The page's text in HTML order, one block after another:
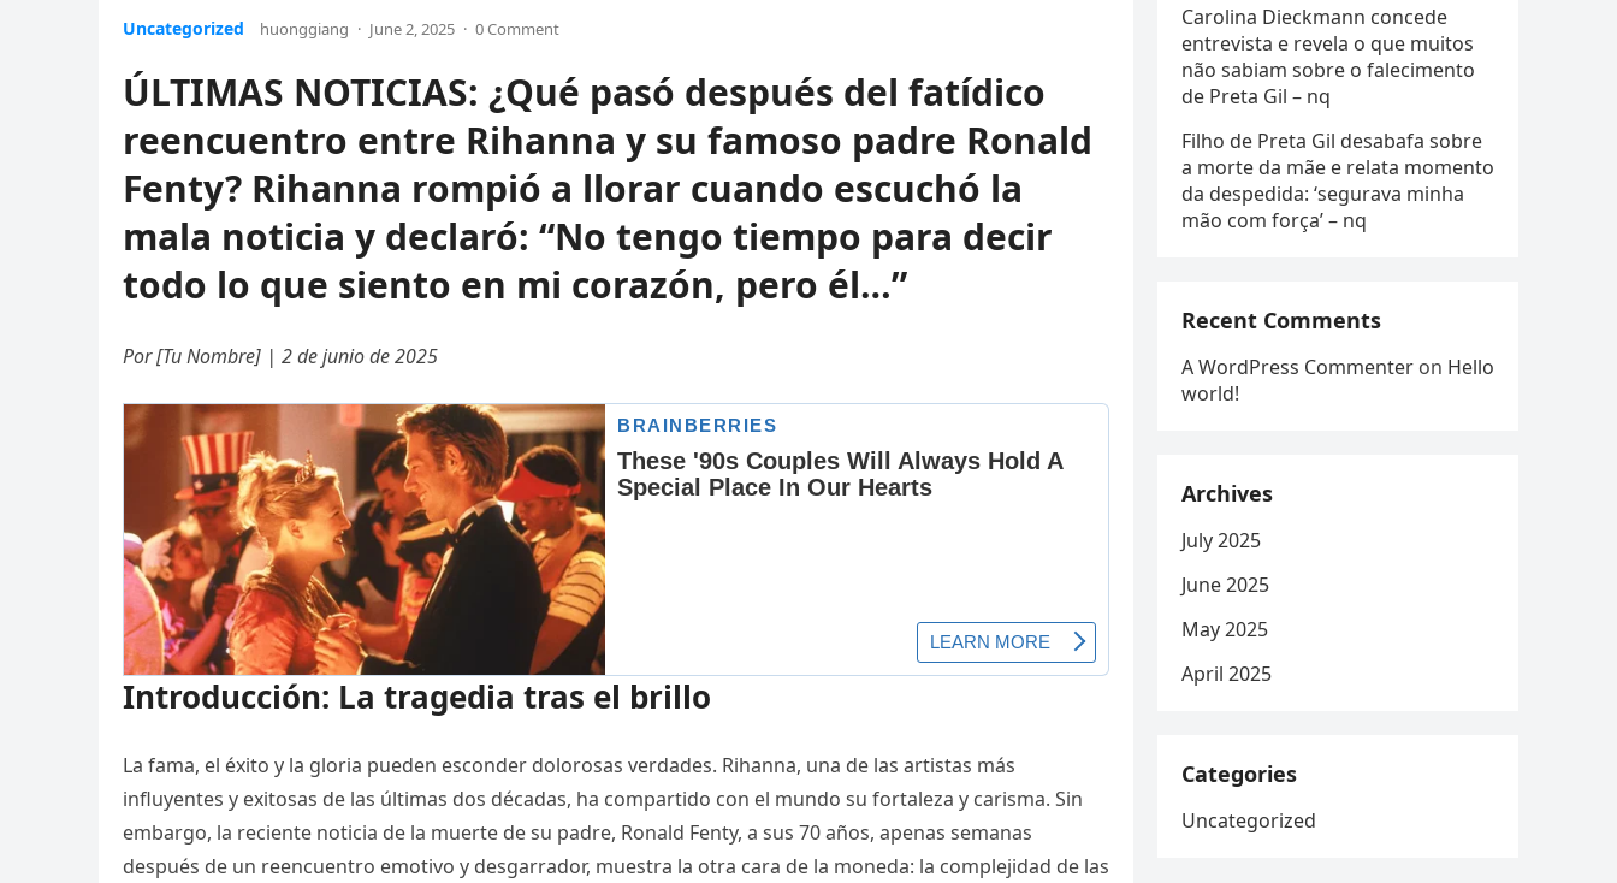
Uncategorized huonggiang · June 2, 2025 · 0 Comment
ÚLTIMAS NOTICIAS: ¿Qué pasó después del fatídico
reencuentro entre Rihanna y su famoso padre Ronald
Fenty? Rihanna rompió a llorar cuando escuchó la
mala noticia y declaró: “No tengo tiempo para decir
todo lo que siento en mi corazón, pero él…”
Por [Tu Nombre] | 2 de junio de 2025
Introducción: La tragedia tras el brillo
La fama, el éxito y la gloria pueden esconder dolorosas verdades. Rihanna, una de las artistas más
influyentes y exitosas de las últimas dos décadas, ha compartido con el mundo su fortaleza y carisma. Sin
embargo, la reciente noticia de la muerte de su padre, Ronald Fenty, a sus 70 años, apenas semanas
después de un reencuentro emotivo y desgarrador, muestra la otra cara de la moneda: la complejidad de las
Carolina Dieckmann concede
entrevista e revela o que muitos
não sabiam sobre o falecimento
de Preta Gil – nq
Filho de Preta Gil desabafa sobre
a morte da mãe e relata momento
da despedida: ‘segurava minha
mão com força’ – nq
Recent Comments
A WordPress Commenter on Hello
world!
Archives
July 2025
June 2025
May 2025
April 2025
Categories
Uncategorized